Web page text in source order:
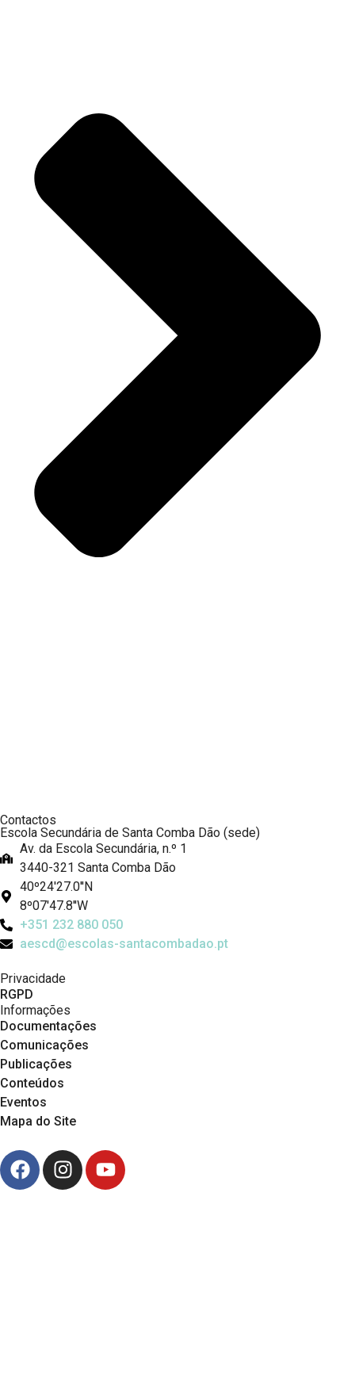
Contactos
Escola Secundária de Santa Comba Dão (sede)
Av. da Escola Secundária, n.º 1
3440-321 Santa Comba Dão
40º24'27.0''N
8º07'47.8''W
+351 232 880 050
aescd@escolas-santacombadao.pt
Privacidade
RGPD
Informações
Documentações
Comunicações
Publicações
Conteúdos
Eventos
Mapa do Site